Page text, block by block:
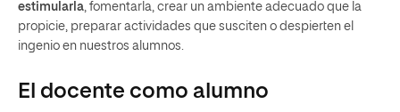
estimularla, fomentarla, crear un ambiente adecuado que la
propicie, preparar actividades que susciten o despierten el
ingenio en nuestros alumnos.
El docente como alumno